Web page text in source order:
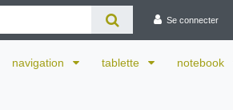
Se connecter
navigation tablette notebook